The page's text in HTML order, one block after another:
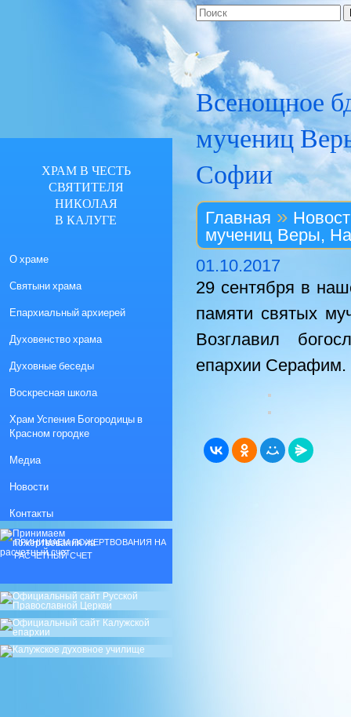
Всенощное
мучениц
Софии
Главная »
мучениц Веры,
01.10.2017
29 сентября в
памяти святых
Возглавил
епархии Серафим.
ХРАМ В ЧЕСТЬ
СВЯТИТЕЛЯ
НИКОЛАЯ
В КАЛУГЕ
О храме
Святыни храма
Епархиальный архиерей
Духовенство храма
Духовные беседы
Воскресная школа
Храм Успения Богородицы в
Красном городке
Медиа
Новости
Контакты
ПРИНИМАЕМ ПОЖЕРТВОВАНИЯ НА
РАСЧЕТНЫЙ СЧЕТ